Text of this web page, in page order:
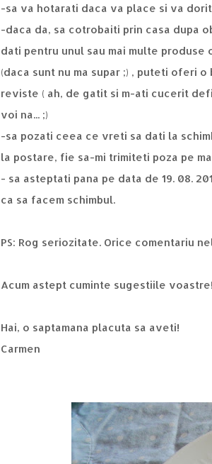
-sa va hotarati daca va place si va
-daca da, sa cotrobaiti prin casa dupa
dati pentru unul sau mai multe
(daca sunt nu ma supar ;) , puteti oferi
reviste ( ah, de gatit si m-ati cucerit
voi na... ;)
-sa pozati ceea ce vreti sa dati la
la postare, fie sa-mi trimiteti poza pe
- sa asteptati pana pe data de 19. 08.
ca sa facem schimbul.
PS: Rog seriozitate. Orice comentariu
Acum astept cuminte sugestiile
Hai, o saptamana placuta sa aveti!
Carmen